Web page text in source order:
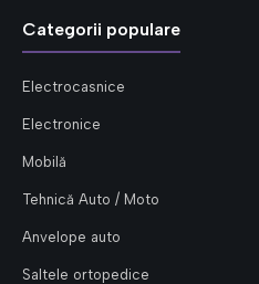
Categorii populare
Electrocasnice
Electronice
Mobilă
Tehnică Auto / Moto
Anvelope auto
Saltele ortopedice